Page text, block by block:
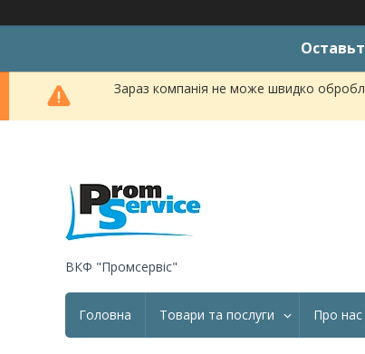
Зараз компанія не може швидко
ВКФ "Промсервіс"
Головна Товари та послуги Про нас